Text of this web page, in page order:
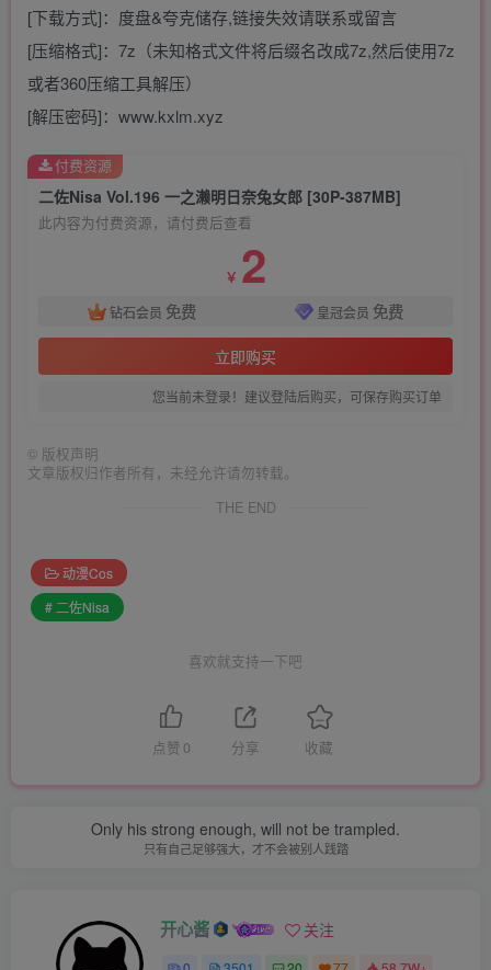
[下载方式]：度盘&夸克储存,链接失效请联系或留言
[压缩格式]：7z（未知格式文件将后缀名改成7z,然后使用7z
或者360压缩工具解压）
[解压密码]：www.kxlm.xyz
二佐Nisa Vol.196 一之濑明日奈兔女郎 [30P-387MB]
此内容为付费资源，请付费后查看
￥ 2
钻石会员 免费 皇冠会员 免费
立即购买
您当前未登录！建议登陆后购买，可保存购买订单
付费资源
© 版权声明
文章版权归作者所有，未经允许请勿转载。
THE END
动漫Cos
# 二佐Nisa
喜欢就支持一下吧
点赞 0 分享 收藏
Only his strong enough, will not be trampled.
只有自己足够强大，才不会被别人践踏
开心酱 关注